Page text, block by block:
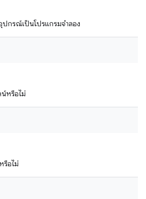
ปกรณ์เป็นโปรแกรมจำลอง
หรือไม่
อไม่